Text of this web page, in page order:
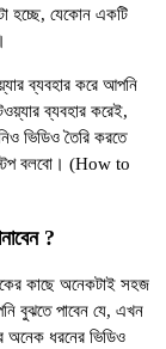
হচ্ছে, যেকোন একটি
ব্যবহার করে আপনি
ব্যবহার করেই,
ভিডিও তৈরি করতে
বলবো। (How to
?
কাছে অনেকটাই সহজ
বুঝতে পাবেন যে, এখন
অনেক ধরনের ভিডিও